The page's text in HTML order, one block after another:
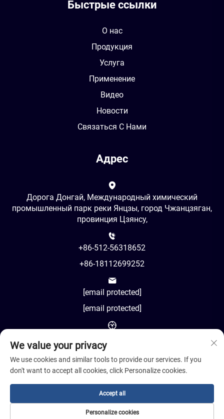
Быстрые ссылки
О нас
Продукция
Услуга
Применение
Видео
Новости
Связаться С Нами
Адрес
Дорога Донгай, Международный химический
промышленный парк реки Янцзы, город Чжанцзяган,
провинция Цзянсу,
+86-512-56318652
+86-18112699252
[email protected]
[email protected]
Авторское право © 2024 Jiangsu Cosil Advanced Material
Co., Ltd.
Политика конфиденциальности
We value your privacy
We use cookies and similar tools to provide our services. If you
don't want to accept all cookies, click Personalize cookies.
Personalize cookies
Accept all